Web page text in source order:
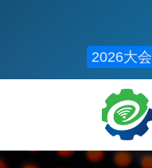
2026大会
公共服务